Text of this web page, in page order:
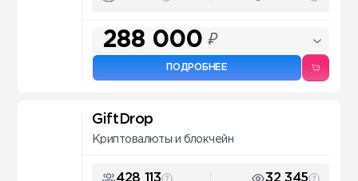
288 000 ₽
ПОДРОБНЕЕ
GiftDrop
Криптовалюты и блокчейн
428 113 32 345